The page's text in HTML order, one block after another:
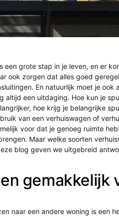
een grote stap in je leven, en er
ook zorgen dat alles goed
En natuurlijk moet je
altijd een uitdaging. Hoe kun je
hoe krijg je belangrijke
van een verhuiswagen of
voor dat je genoeg ruimte
Maar welke soorten
blog geven we uitgebreid
gemakkelijk
naar een andere woning is een